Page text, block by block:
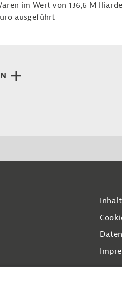
im Wert von 136,6
ausgeführt
Inhalt